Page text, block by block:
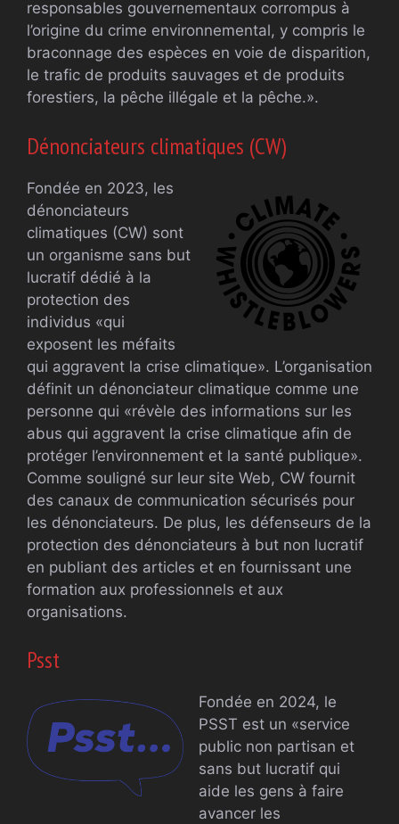
responsables gouvernementaux corrompus à
l’origine du crime environnemental, y compris le
braconnage des espèces en voie de disparition,
le trafic de produits sauvages et de produits
forestiers, la pêche illégale et la pêche.».
Dénonciateurs climatiques (CW)
Fondée en 2023, les
dénonciateurs
climatiques (CW) sont
un organisme sans but
lucratif dédié à la
protection des
individus «qui
exposent les méfaits
qui aggravent la crise climatique». L’organisation
définit un dénonciateur climatique comme une
personne qui «révèle des informations sur les
abus qui aggravent la crise climatique afin de
protéger l’environnement et la santé publique».
Comme souligné sur leur site Web, CW fournit
des canaux de communication sécurisés pour
les dénonciateurs. De plus, les défenseurs de la
protection des dénonciateurs à but non lucratif
en publiant des articles et en fournissant une
formation aux professionnels et aux
organisations.
Psst
Fondée en 2024, le
PSST est un «service
public non partisan et
sans but lucratif qui
aide les gens à faire
avancer les